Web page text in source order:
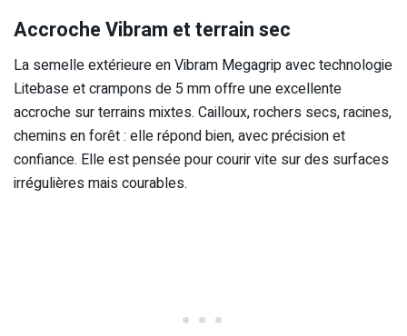
Accroche Vibram et terrain sec
La semelle extérieure en Vibram Megagrip avec technologie
Litebase et crampons de 5 mm offre une excellente
accroche sur terrains mixtes. Cailloux, rochers secs, racines,
chemins en forêt : elle répond bien, avec précision et
confiance. Elle est pensée pour courir vite sur des surfaces
irrégulières mais courables.